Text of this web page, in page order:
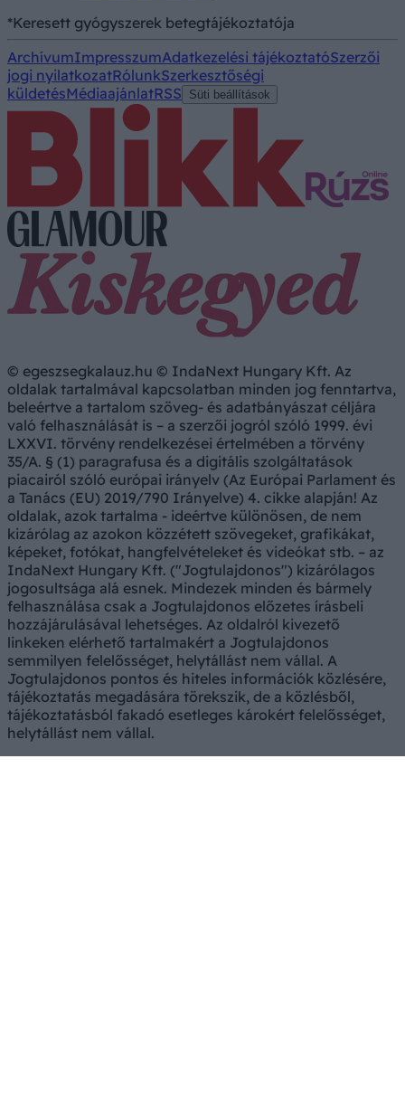
*Keresett gyógyszerek betegtájékoztatója
ArchívumImpresszumAdatkezelési tájékoztatóSzerzői
jogi nyilatkozatRólunkSzerkesztőségi
küldetésMédiaajánlatRSS Süti beállítások
© egeszsegkalauz.hu © IndaNext Hungary Kft. Az
oldalak tartalmával kapcsolatban minden jog fenntartva,
beleértve a tartalom szöveg- és adatbányászat céljára
való felhasználását is – a szerzői jogról szóló 1999. évi
LXXVI. törvény rendelkezései értelmében a törvény
35/A. § (1) paragrafusa és a digitális szolgáltatások
piacairól szóló európai irányelv (Az Európai Parlament és
a Tanács (EU) 2019/790 Irányelve) 4. cikke alapján! Az
oldalak, azok tartalma - ideértve különösen, de nem
kizárólag az azokon közzétett szövegeket, grafikákat,
képeket, fotókat, hangfelvételeket és videókat stb. – az
IndaNext Hungary Kft. ("Jogtulajdonos") kizárólagos
jogosultsága alá esnek. Mindezek minden és bármely
felhasználása csak a Jogtulajdonos előzetes írásbeli
hozzájárulásával lehetséges. Az oldalról kivezető
linkeken elérhető tartalmakért a Jogtulajdonos
semmilyen felelősséget, helytállást nem vállal. A
Jogtulajdonos pontos és hiteles információk közlésére,
tájékoztatás megadására törekszik, de a közlésből,
tájékoztatásból fakadó esetleges károkért felelősséget,
helytállást nem vállal.